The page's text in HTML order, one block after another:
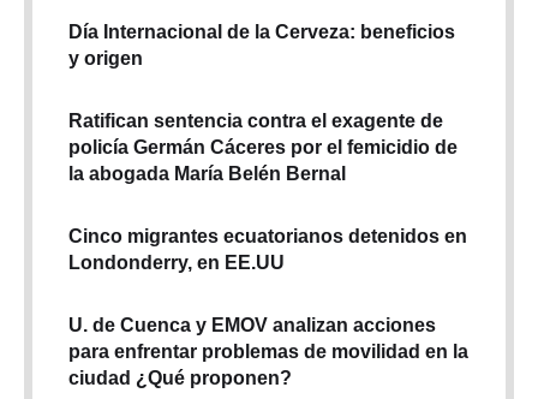
Día Internacional de la Cerveza: beneficios
y origen
Ratifican sentencia contra el exagente de
policía Germán Cáceres por el femicidio de
la abogada María Belén Bernal
Cinco migrantes ecuatorianos detenidos en
Londonderry, en EE.UU
U. de Cuenca y EMOV analizan acciones
para enfrentar problemas de movilidad en la
ciudad ¿Qué proponen?